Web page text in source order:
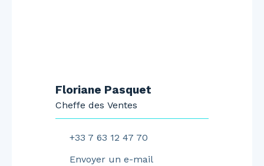
Floriane Pasquet
Cheffe des Ventes
+33 7 63 12 47 70
Envoyer un e-mail